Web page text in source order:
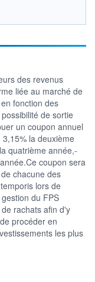
2023
BOURSOVIE
des revenus
liée au marché de
fonction des
de sortie
un coupon annuel
la deuxième
quatrième année,-
coupon sera
chacune des
lors de
du FPS
rachats afin d'y
procéder en
les plus